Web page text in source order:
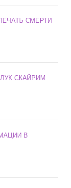
СМЕРТИ
СКАЙРИМ
В